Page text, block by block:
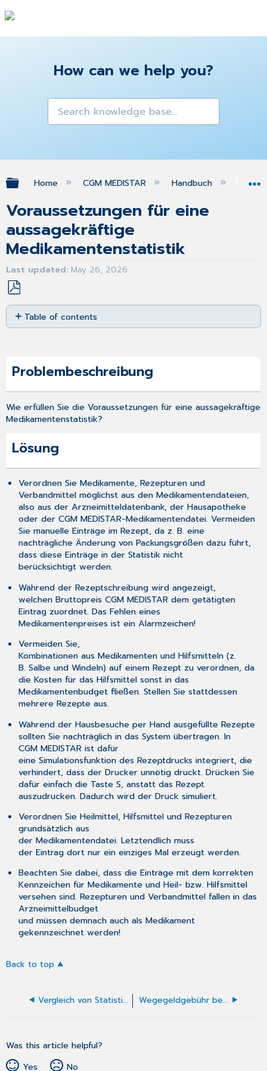
How can we help you?
Expand/collapse global hierarchy
Home CGM MEDISTAR Handbuch
Voraussetzungen für eine
aussagekräftige
Medikamentenstatistik
Last updated May 26, 2026
Save
as
PDF
Table of contents
Problembeschreibung
Wie erfüllen Sie die Voraussetzungen für eine aussagekräftige
Medikamentenstatistik?
Lösung
Verordnen Sie Medikamente, Rezepturen und
Verbandmittel möglichst aus den Medikamentendateien,
also aus der Arzneimitteldatenbank, der Hausapotheke
oder der CGM MEDISTAR-Medikamentendatei. Vermeiden
Sie manuelle Einträge im Rezept, da z. B. eine
nachträgliche Änderung von Packungsgrößen dazu führt,
dass diese Einträge in der Statistik nicht
berücksichtigt werden.
Während der Rezeptschreibung wird angezeigt,
welchen Bruttopreis CGM MEDISTAR dem getätigten
Eintrag zuordnet. Das Fehlen eines
Medikamentenpreises ist ein Alarmzeichen!
Vermeiden Sie,
Kombinationen aus Medikamenten und Hilfsmitteln (z.
B. Salbe und Windeln) auf einem Rezept zu verordnen, da
die Kosten für das Hilfsmittel sonst in das
Medikamentenbudget fließen. Stellen Sie stattdessen
mehrere Rezepte aus.
Während der Hausbesuche per Hand ausgefüllte Rezepte
sollten Sie nachträglich in das System übertragen. In
CGM MEDISTAR ist dafür
eine Simulationsfunktion des Rezeptdrucks integriert, die
verhindert, dass der Drucker unnötig druckt. Drücken Sie
dafür einfach die Taste S, anstatt das Rezept
auszudrucken. Dadurch wird der Druck simuliert.
Verordnen Sie Heilmittel, Hilfsmittel und Rezepturen
grundsätzlich aus
der Medikamentendatei. Letztendlich muss
der Eintrag dort nur ein einziges Mal erzeugt werden.
Beachten Sie dabei, dass die Einträge mit dem korrekten
Kennzeichen für Medikamente und Heil- bzw. Hilfsmittel
versehen sind. Rezepturen und Verbandmittel fallen in das
Arzneimittelbudget
und müssen demnach auch als Medikament
gekennzeichnet werden!
Back to top
Vergleich von Statistiken Wegegeldgebühr bei mehr als 25km Anfahrt
Was this article helpful?
Yes
No